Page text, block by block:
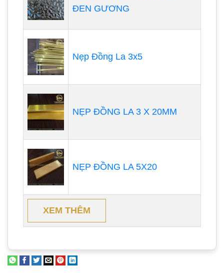
ĐEN GƯƠNG
Nẹp Đồng La 3x5
NẸP ĐỒNG LA 3 X 20MM
NẸP ĐỒNG LA 5X20
XEM THÊM